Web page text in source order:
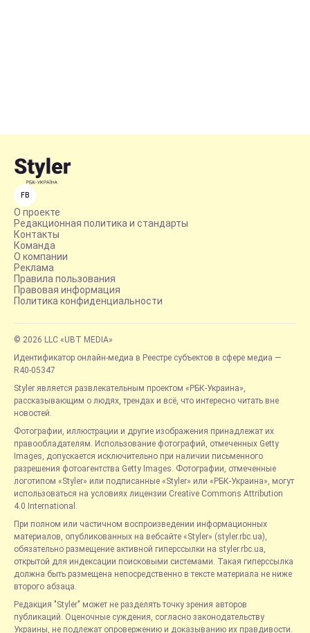
FB
О проекте
Редакционная политика и стандарты
Контакты
Команда
О компании
Реклама
Правила пользования
Правовая информация
Политика конфиденциальности
© 2026 LLC «UBT MEDIA»
Идентификатор онлайн-медиа в Реестре субъектов в сфере медиа —
R40-05347
Styler является развлекательным проектом «РБК-Украина»,
рассказывающим о людях, трендах и всё, что интересно читать вне
новостей.
Фотографии, иллюстрации и другие изображения принадлежат их
правообладателям. Использование фотографий, отмеченных Getty
Images, допускается исключительно при наличии письменного
разрешения фотоагентства Getty Images. Фотографии, отмеченные
логотипом «Styler» или подписанные «Styler» или «РБК-Украина», могут
использоваться на условиях лицензии Creative Commons Attribution
4.0 International.
При полном или частичном воспроизведении информационных
материалов, опубликованных на вебсайте «Styler» (styler.rbc.ua),
обязательно размещение активной гиперссылки на styler.rbc.ua,
открытой для индексации поисковыми системами. Такая гиперссылка
должна быть размещена непосредственно в тексте материала не ниже
второго абзаца.
Редакция "Styler" может не разделять точку зрения авторов
публикаций. Оценочные суждения, согласно законодательству
Украины, не подлежат опровержению и доказыванию их правдивости.